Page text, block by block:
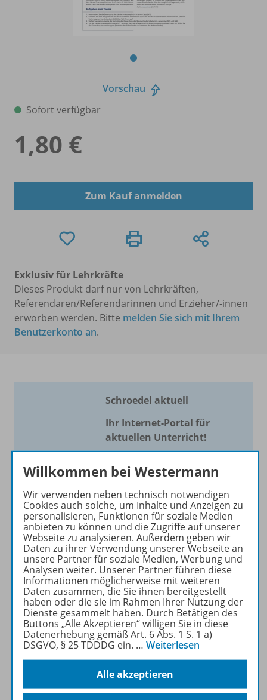
Vorschau
Sofort verfügbar
1,80 €
Zum Kauf anmelden
Exklusiv für Lehrkräfte
Dieses Produkt darf nur von Lehrkräften,
Referendaren/Referendarinnen und Erzieher/-innen
erworben werden. Bitte melden Sie sich mit Ihrem
Benutzerkonto an.
Schroedel aktuell
Ihr Internet-Portal für
aktuellen Unterricht!
wir Ihnen einen Service, um
Ihren Unterricht aktuell und
einfach zu gestalten. Jede
Woche drei bis vier
Neuerscheinungen mit
großem Online Archiv.
Mehr erfahren
Informationen
Willkommen bei Westermann
Wir verwenden neben technisch notwendigen
Cookies auch solche, um Inhalte und Anzeigen zu
personalisieren, Funktionen für soziale Medien
anbieten zu können und die Zugriffe auf unserer
Webseite zu analysieren. Außerdem geben wir
Daten zu ihrer Verwendung unserer Webseite an
unsere Partner für soziale Medien, Werbung und
Analysen weiter. Unserer Partner führen diese
Informationen möglicherweise mit weiteren
Daten zusammen, die Sie ihnen bereitgestellt
haben oder die sie im Rahmen Ihrer Nutzung der
Dienste gesammelt haben. Durch Betätigen des
Buttons „Alle Akzeptieren“ willigen Sie in diese
Datenerhebung gemäß Art. 6 Abs. 1 S. 1 a)
DSGVO, § 25 TDDDG ein. … Weiterlesen
Alle akzeptieren